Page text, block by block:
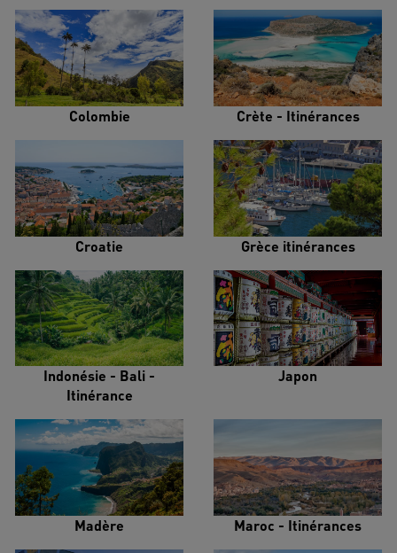
Colombie Crète - Itinérances
Croatie Grèce itinérances
Indonésie - Bali -
Itinérance
Japon
Madère Maroc - Itinérances